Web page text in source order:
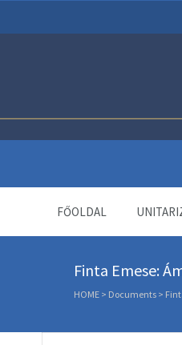
FŐOLDAL
Finta Emese:
HOME > Documents >